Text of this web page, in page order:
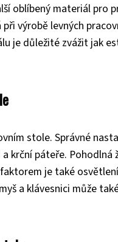
oblíbený materiál pro
výrobě levných
je důležité zvážit jak
stole. Správné
krční páteře. Pohodlná
je také
a klávesnici může